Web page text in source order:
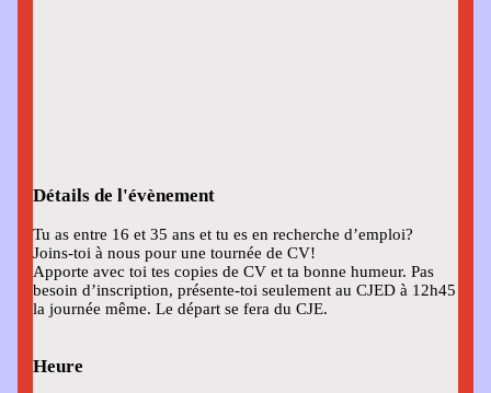
Détails de l'évènement
Tu as entre 16 et 35 ans et tu es en recherche d’emploi?
Joins-toi à nous pour une tournée de CV!
Apporte avec toi tes copies de CV et ta bonne humeur. Pas
besoin d’inscription, présente-toi seulement au CJED à 12h45
la journée même. Le départ se fera du CJE.
Heure